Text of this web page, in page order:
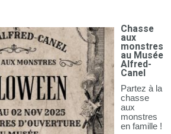
Chasse
aux
monstres
au Musée
Alfred-
Canel
Partez à la
chasse
aux
monstres
en famille !